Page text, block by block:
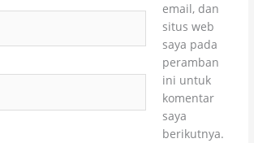
email, dan
situs web
saya pada
peramban
ini untuk
komentar
saya
berikutnya.